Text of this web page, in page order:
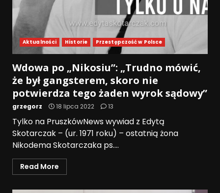
Aktualności Historie Przestępczość w Polsce
Wdowa po „Nikosiu”: „Trudno mówić,
że był gangsterem, skoro nie
potwierdza tego żaden wyrok sądowy”
grzegorz 18 lipca 2022 13
Tylko na PruszkówNews wywiad z Edytą
Skotarczak – (ur. 1971 roku) – ostatnią żona
Nikodema Skotarczaka ps....
Read More